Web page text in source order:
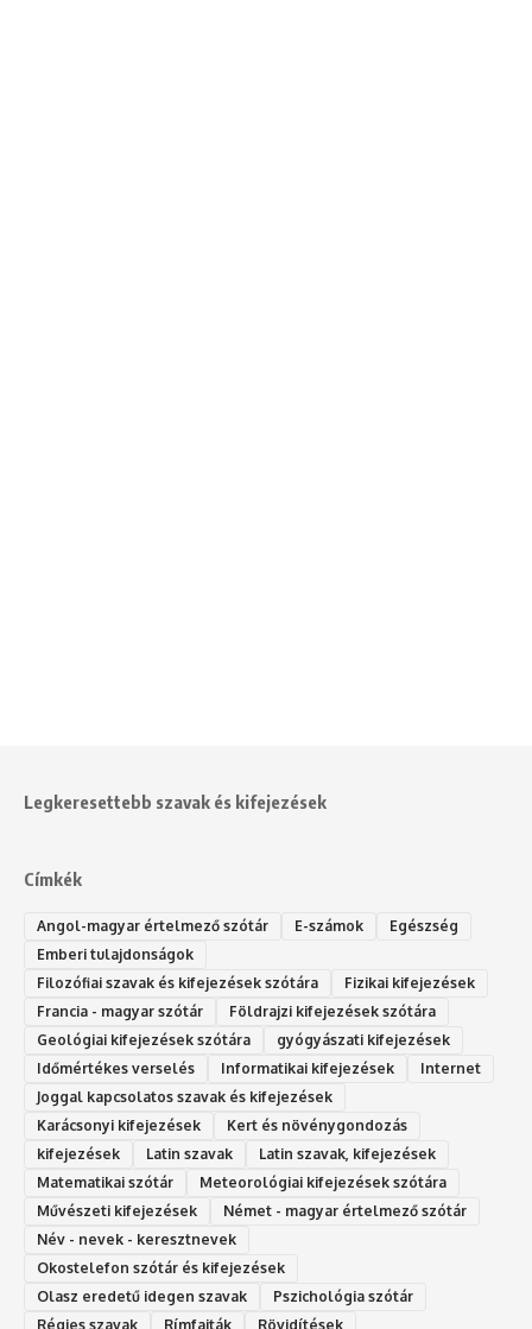
Legkeresettebb szavak és kifejezések
Címkék
Angol-magyar értelmező szótár E-számok
Egészség
Emberi tulajdonságok
Filozófiai szavak és kifejezések szótára
Fizikai kifejezések
Francia - magyar szótár
Földrajzi kifejezések szótára
Geológiai kifejezések szótára
gyógyászati kifejezések
Időmértékes verselés
Informatikai kifejezések
Internet
Joggal kapcsolatos szavak és kifejezések
Karácsonyi kifejezések
Kert és növénygondozás
kifejezések
Latin szavak
Latin szavak, kifejezések
Matematikai szótár
Meteorológiai kifejezések szótára
Művészeti kifejezések
Német - magyar értelmező szótár
Név - nevek - keresztnevek
Okostelefon szótár és kifejezések
Olasz eredetű idegen szavak
Ps‮gólohciz‬ia s‮átóz‬r
Régies szavak
Rímfajták Rövidítések